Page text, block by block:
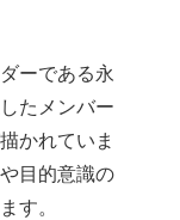
ーである永
たメンバー
かれていま
目的意識の
す。